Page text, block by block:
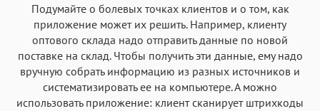
Подумайте о болевых точках клиентов и о том, как
приложение может их решить. Например, клиенту
оптового склада надо отправить данные по новой
поставке на склад. Чтобы получить эти данные, ему надо
вручную собрать информацию из разных источников и
систематизировать ее на компьютере. А можно
использовать приложение: клиент сканирует штрихкоды